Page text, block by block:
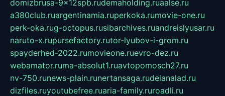
domizbrusa-9x12spb.rudemaholding.ruaalse.ru
a380club.ruargentinamia.ruperkoka.rumovie-one.ru
perk-oka.rug-octopus.rusibarchives.ruandreislyusar.ru
naruto-x.rupursefactory.rutor-lyubov-i-grom.ru
spayderhed-2022.rumovieone.ruevro-dez.ru
webamator.ruma-absolut1.ruavtopomosch27.ru
nv-750.runews-plain.runertansaga.rudelanalad.ru
dizfiles.ruyoutubefree.ruaria-family.ruroadli.ru